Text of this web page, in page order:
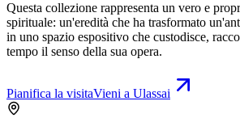
Questa collezione rappresenta un vero e
spirituale: un'eredità che ha trasformato
in uno spazio espositivo che custodisce,
tempo il senso della sua opera.
Pianifica la visitaVieni a Ulassai